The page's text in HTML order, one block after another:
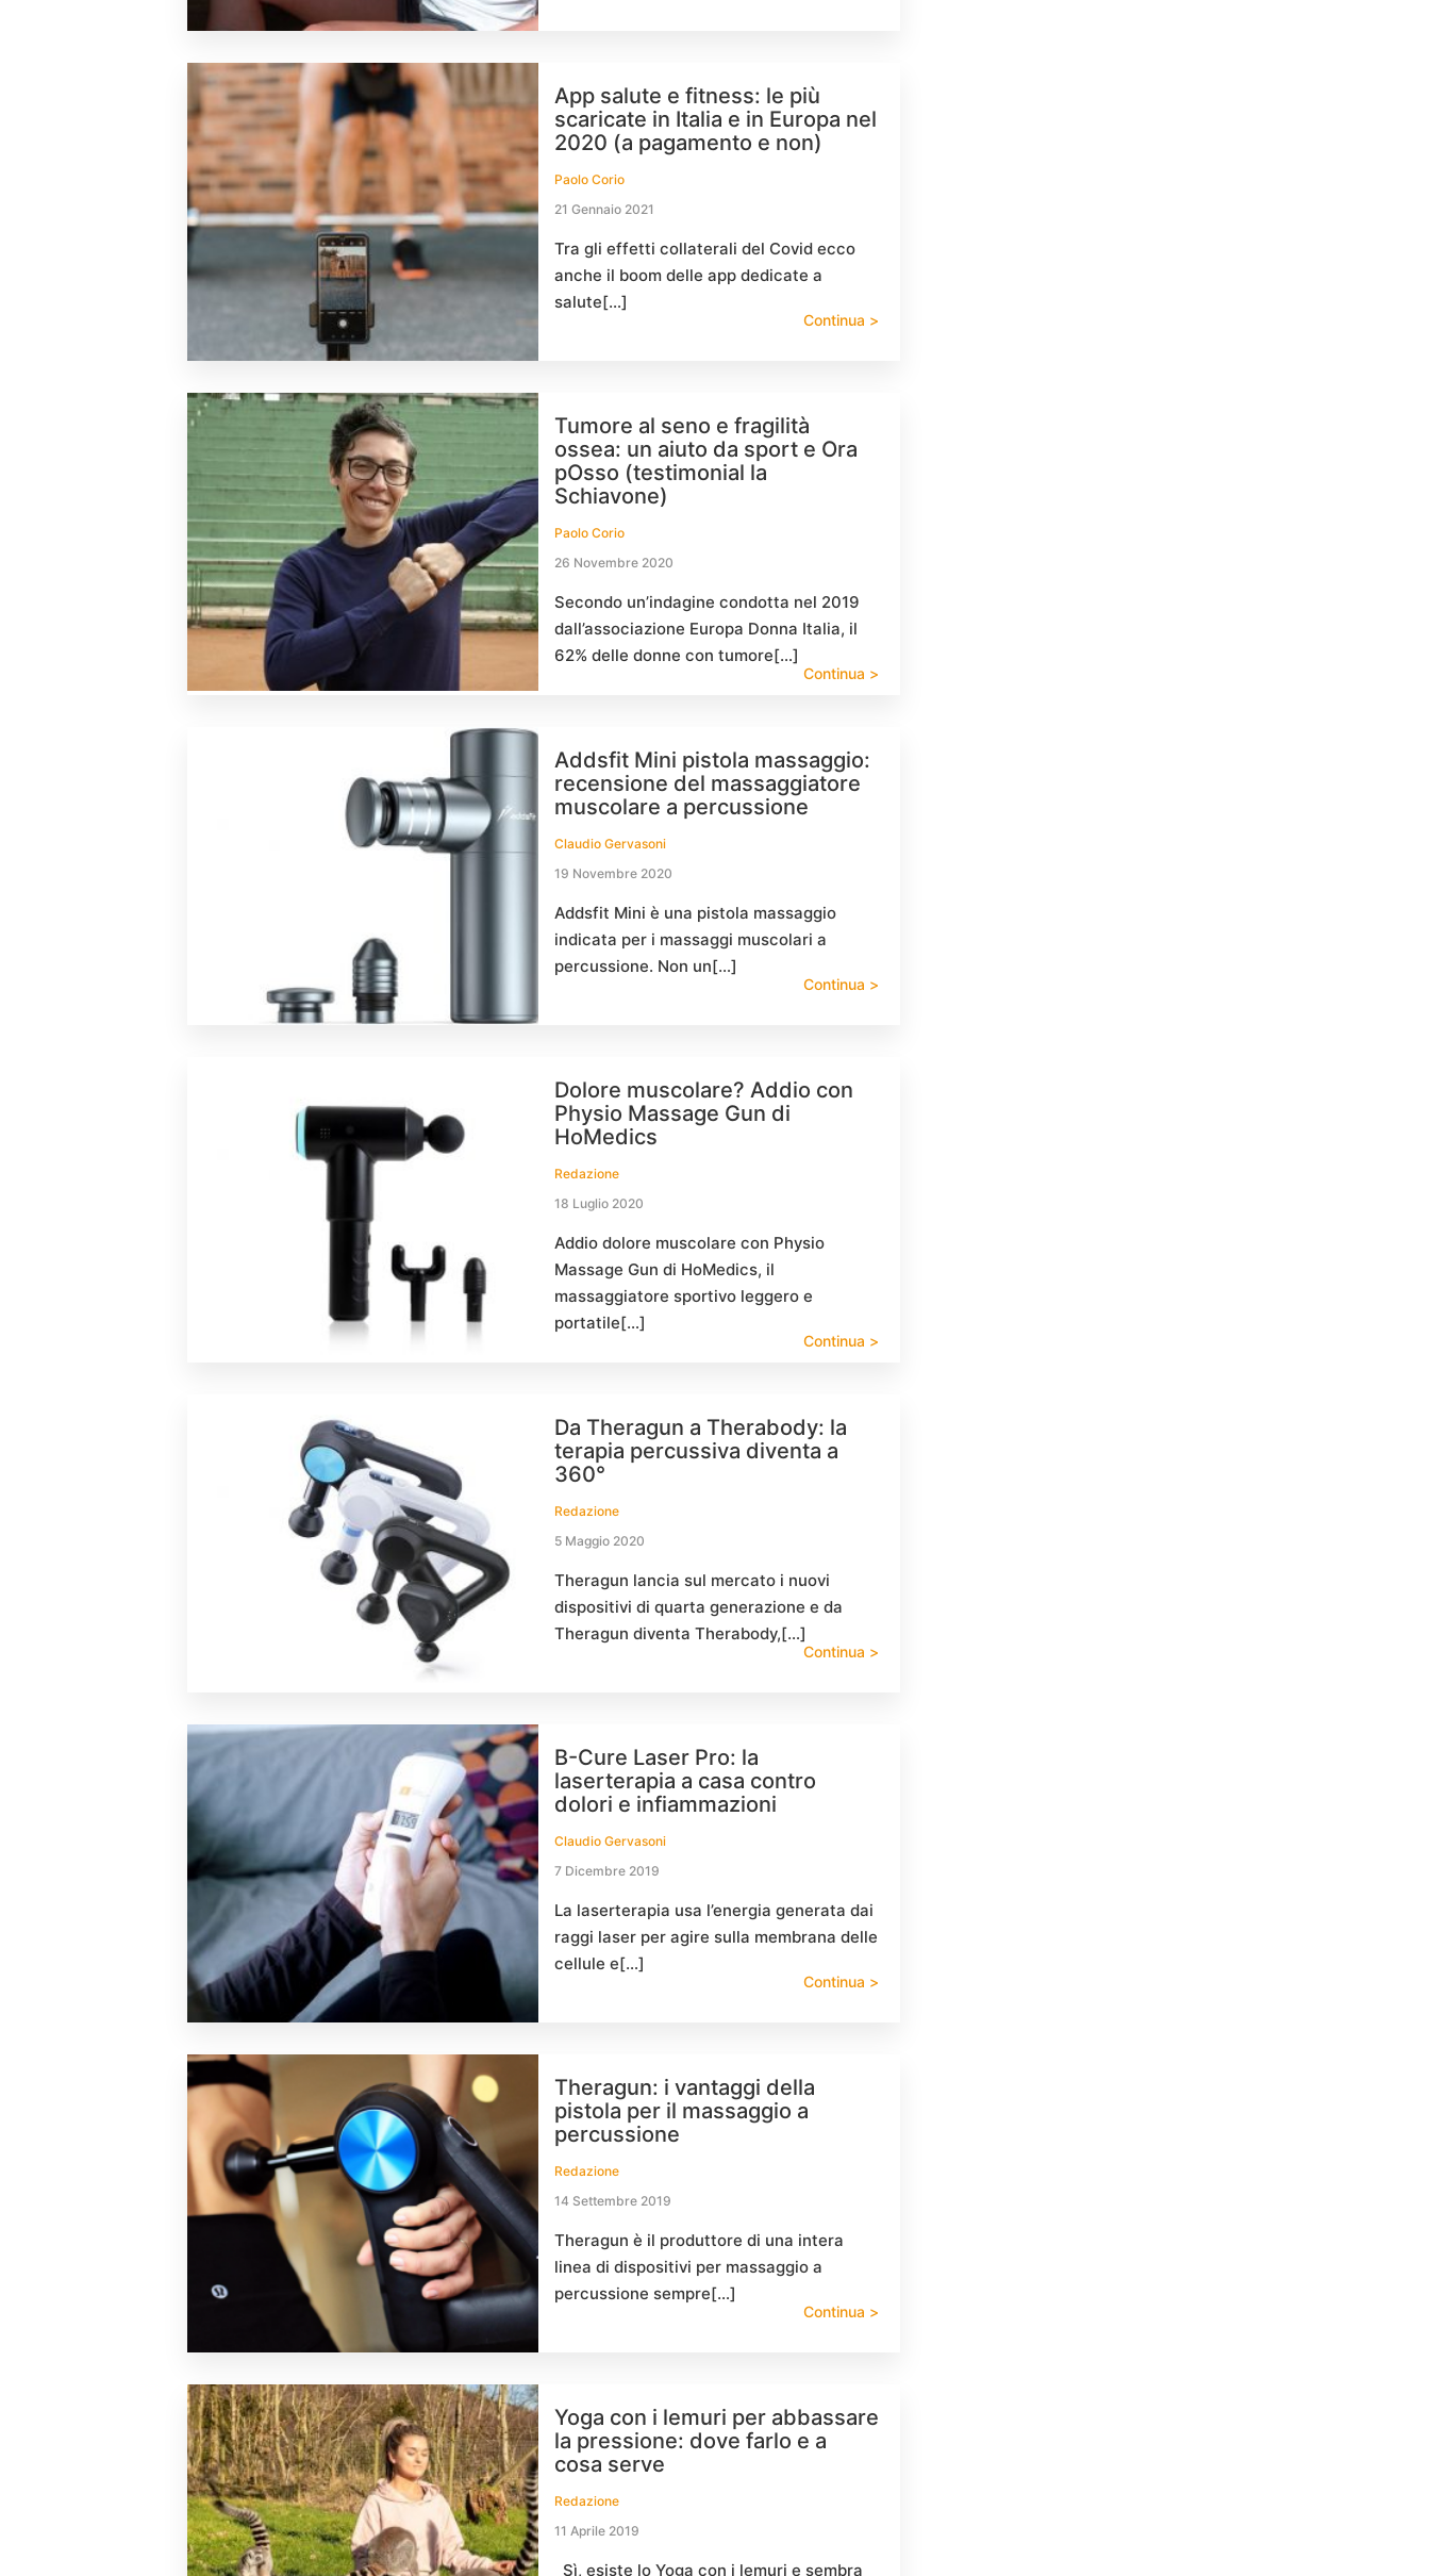
App salute e fitness: le più
scaricate in Italia e in Europa nel
2020 (a pagamento e non)
Paolo Corio
21 Gennaio 2021
Tra gli effetti collaterali del Covid ecco
anche il boom delle app dedicate a
salute[…]
Continua >
Tumore al seno e fragilità
ossea: un aiuto da sport e Ora
pOsso (testimonial la
Schiavone)
Paolo Corio
26 Novembre 2020
Secondo un’indagine condotta nel 2019
dall’associazione Europa Donna Italia, il
62% delle donne con tumore[…]
Continua >
Addsfit Mini pistola massaggio:
recensione del massaggiatore
muscolare a percussione
Claudio Gervasoni
19 Novembre 2020
Addsfit Mini è una pistola massaggio
indicata per i massaggi muscolari a
percussione. Non un[…]
Continua >
Dolore muscolare? Addio con
Physio Massage Gun di
HoMedics
Redazione
18 Luglio 2020
Addio dolore muscolare con Physio
Massage Gun di HoMedics, il
massaggiatore sportivo leggero e
portatile[…]
Continua >
Da Theragun a Therabody: la
terapia percussiva diventa a
360°
Redazione
5 Maggio 2020
Theragun lancia sul mercato i nuovi
dispositivi di quarta generazione e da
Theragun diventa Therabody,[…]
Continua >
B-Cure Laser Pro: la
laserterapia a casa contro
dolori e infiammazioni
Claudio Gervasoni
7 Dicembre 2019
La laserterapia usa l’energia generata dai
raggi laser per agire sulla membrana delle
cellule e[…]
Continua >
Theragun: i vantaggi della
pistola per il massaggio a
percussione
Redazione
14 Settembre 2019
Theragun è il produttore di una intera
linea di dispositivi per massaggio a
percussione sempre[…]
Continua >
Yoga con i lemuri per abbassare
la pressione: dove farlo e a
cosa serve
Redazione
11 Aprile 2019
Sì, esiste lo Yoga con i lemuri e sembra